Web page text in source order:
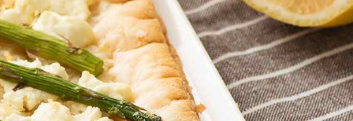
Collectivité
Principes coopératifs
Diversité et inclusion
Accessibilité